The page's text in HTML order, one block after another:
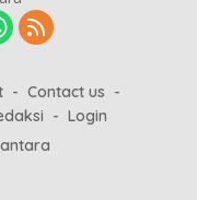
Contact us
Login